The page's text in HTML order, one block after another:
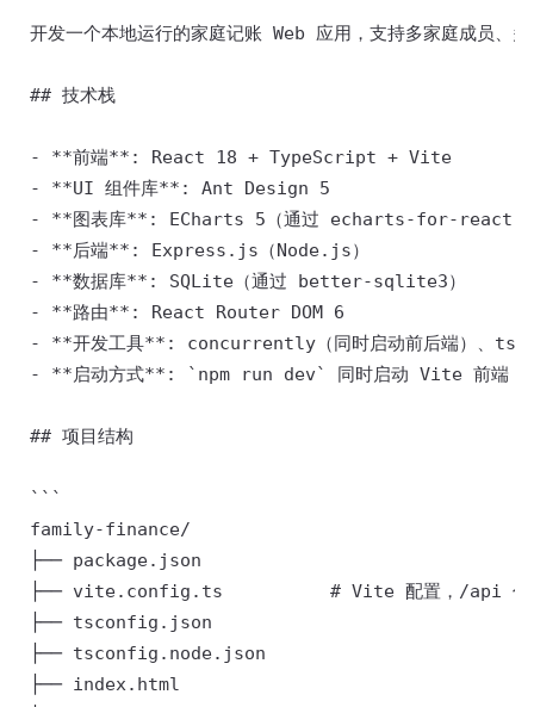
开发一个本地运行的家庭记账 Web 应用，支持多家庭成员
## 技术栈
- **前端**: React 18 + TypeScript + Vite
- **UI 组件库**: Ant Design 5
- **图表库**: ECharts 5（通过 echarts-for-react
- **后端**: Express.js（Node.js）
- **数据库**: SQLite（通过 better-sqlite3）
- **路由**: React Router DOM 6
- **开发工具**: concurrently（同时启动前后端）、tsx
- **启动方式**: `npm run dev` 同时启动 Vite 前端（
## 项目结构
```
family-finance/
├── package.json
├── vite.config.ts          # Vite 配置，/api 代
├── tsconfig.json
├── tsconfig.node.json
├── index.html